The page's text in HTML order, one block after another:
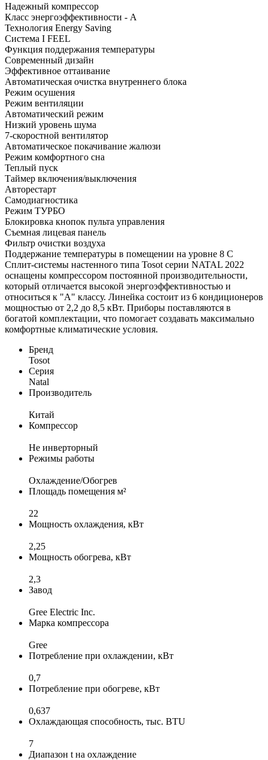
Надежный компрессор
Класс энергоэффективности - А
Технология Energy Saving
Система I FEEL
Функция поддержания температуры
Современный дизайн
Эффективное оттаивание
Автоматическая очистка внутреннего блока
Режим осушения
Режим вентиляции
Автоматический режим
Низкий уровень шума
7-скоростной вентилятор
Автоматическое покачивание жалюзи
Режим комфортного сна
Теплый пуск
Таймер включения/выключения
Авторестарт
Самодиагностика
Режим ТУРБО
Блокировка кнопок пульта управления
Съемная лицевая панель
Фильтр очистки воздуха
Поддержание температуры в помещении на уровне 8 С
Сплит-системы настенного типа Tosot серии NATAL 2022
оснащены компрессором постоянной производительности,
который отличается высокой энергоэффективностью и
относиться к "А" классу. Линейка состоит из 6 кондиционеров
мощностью от 2,2 до 8,5 кВт. Приборы поставляются в
богатой комплектации, что помогает создавать максимально
комфортные климатические условия.
Бренд
Tosot
Серия
Natal
Производитель
Китай
Компрессор
Не инверторный
Режимы работы
Охлаждение/Обогрев
Площадь помещения м²
22
Мощность охлаждения, кВт
2,25
Мощность обогрева, кВт
2,3
Завод
Gree Electric Inc.
Марка компрессора
Gree
Потребление при охлаждении, кВт
0,7
Потребление при обогреве, кВт
0,637
Охлаждающая способность, тыс. BTU
7
Диапазон t на охлаждение